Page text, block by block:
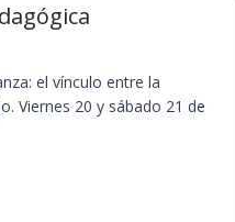
el vínculo entre la
Viernes 20 y sábado 21 de